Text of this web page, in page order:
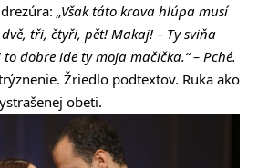
„Však táto krava hlúpa musí
tři, čtyři, pět! Makaj! – Ty sviňa
dobre ide ty moja mačička.“ – Pché.
Žriedlo podtextov. Ruka ako
obeti.